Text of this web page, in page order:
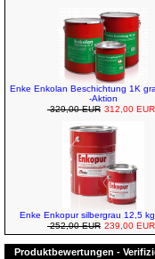
Enke Enkolan Beschichtung 1K
-Aktion
329,00 EUR 312,00 EUR
Enke Enkopur silbergrau 12,5
252,00 EUR 239,00 EUR
Produktbewertungen -